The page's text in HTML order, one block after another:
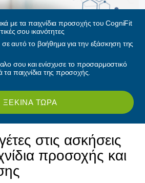
με τα παιχνίδια προσοχής του CogniFit
σου ικανότητες
αυτό το βοήθημα για την εξάσκηση της
σου και ενίσχυσε το προσαρμοστικό
παιχνίδια της προσοχής.
ΞΕΚΊΝΑ ΤΏΡΑ
στις ασκήσεις
προσοχής και